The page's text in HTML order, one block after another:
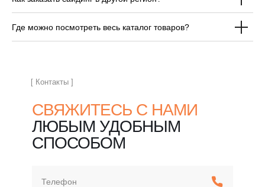
САЙДИНГА
Где можно посмотреть весь каталог товаров?
Телефон
СВЯЖИТЕСЬ С НАМИ
ЛЮБЫМ УДОБНЫМ
СПОСОБОМ
[ Контакты ]